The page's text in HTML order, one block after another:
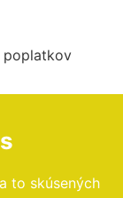
poplatkov
to skúsených